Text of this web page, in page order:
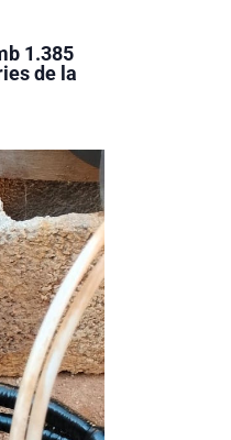
1.385
de la